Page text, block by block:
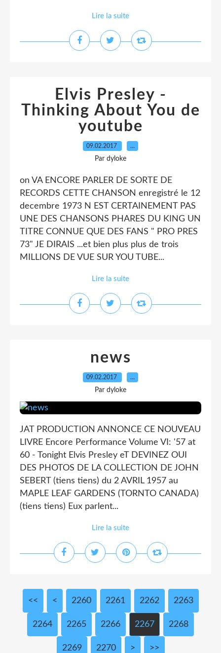
Lire la suite
Elvis Presley -
Thinking About You de
youtube
09.02.2017 …
Par dyloke
on VA ENCORE PARLER DE SORTE DE
RECORDS CETTE CHANSON enregistré le 12
decembre 1973 N EST CERTAINEMENT PAS
UNE DES CHANSONS PHARES DU KING UN
TITRE CONNUE QUE DES FANS " PRO PRES
73" JE DIRAIS ...et bien plus plus de trois
MILLIONS DE VUE SUR YOU TUBE...
Lire la suite
news
09.02.2017 …
Par dyloke
JAT PRODUCTION ANNONCE CE NOUVEAU
LIVRE Encore Performance Volume VI: '57 at
60 ‐ Tonight Elvis Presley eT DEVINEZ OUI
DES PHOTOS DE LA COLLECTION DE JOHN
SEBERT (tiens tiens) du 2 AVRIL 1957 au
MAPLE LEAF GARDENS (TORNTO CANADA)
(tiens tiens) Eux parlent...
Lire la suite
<< < 2200
2210
2220
2230
2240
2250
2260 2261 2262 2263
2264 2265 2266 2267 2268
2269 2270 2280
2290
2300
2400
2500
2600
2700
2800
2900
3000
> >>